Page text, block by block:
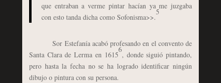
que entraban a verme pintar hacían ya me juzgaba
con esto tanda dicha como Sofonisma>>.
5
Sor Estefanía acabó profesando en el convento de
Santa Clara de Lerma en 1615
6
, donde siguió pintando,
pero hasta la fecha no se ha logrado identificar ningún
dibujo o pintura con su persona.